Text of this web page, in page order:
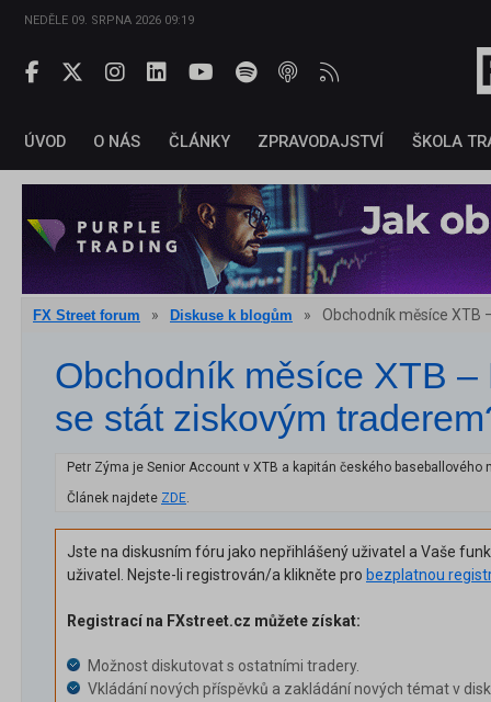
NEDĚLE 09. SRPNA 2026 09:19
ÚVOD O NÁS ČLÁNKY ZPRAVODAJSTVÍ ŠKOLA
FX Street forum » Diskuse k blogům » Obchodník měsíce
Obchodník měsíce XTB –
se stát ziskovým
Petr Zýma je Senior Account v XTB a kapitán českého
Článek najdete ZDE.
Jste na diskusním fóru jako nepřihlášený uživatel a Vaše
uživatel. Nejste-li registrován/a klikněte pro bezplatnou
Registrací na FXstreet.cz můžete získat:
Možnost diskutovat s ostatními tradery.
Vkládání nových příspěvků a zakládání nových témat v